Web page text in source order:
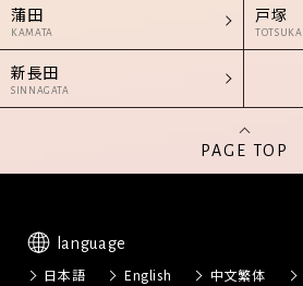
蒲田
KAMATA
戸塚
TOTSUKA
新長田
SINNAGATA
PAGE TOP
language
日本語 English 中文繁体